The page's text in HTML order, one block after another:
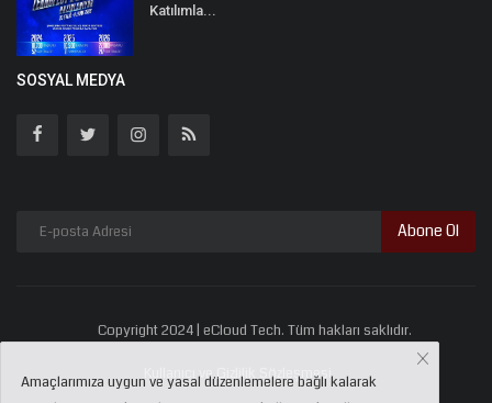
Katılımla...
SOSYAL MEDYA
Abone Ol
Copyright 2024 | eCloud Tech. Tüm hakları saklıdır.
Kullanıcı ve Gizlilik Sözleşmesi
Amaçlarımıza uygun ve yasal düzenlemelere bağlı kalarak